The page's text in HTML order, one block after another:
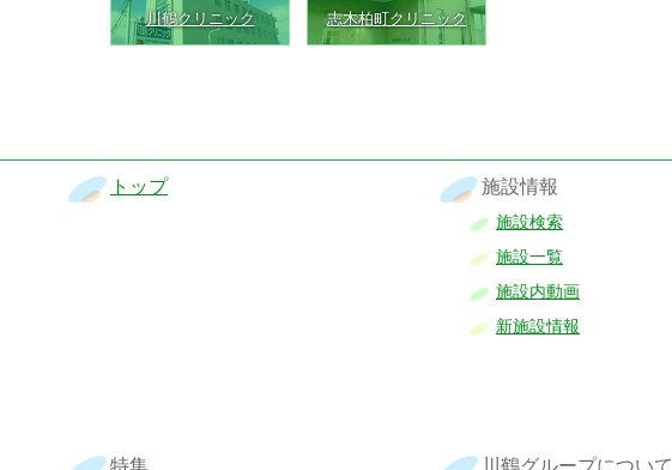
川鶴クリニック 志木柏町クリニック
トップ 施設情報
施設検索
施設一覧
施設内動画
新施設情報
特集 川鶴グループについて